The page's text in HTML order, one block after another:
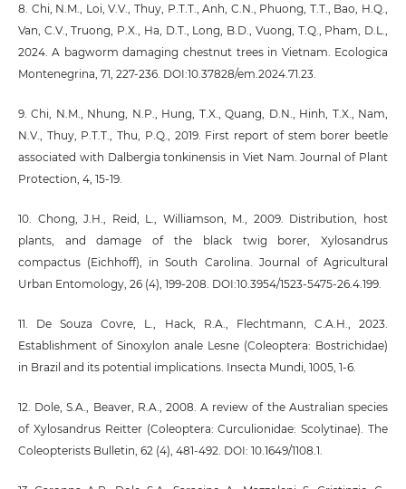
8. Chi, N.M., Loi, V.V., Thuy, P.T.T., Anh, C.N., Phuong, T.T., Bao, H.Q.,
Van, C.V., Truong, P.X., Ha, D.T., Long, B.D., Vuong, T.Q., Pham, D.L.,
2024. A bagworm damaging chestnut trees in Vietnam. Ecologica
Montenegrina, 71, 227-236. DOI:10.37828/em.2024.71.23.
9. Chi, N.M., Nhung, N.P., Hung, T.X., Quang, D.N., Hinh, T.X., Nam,
N.V., Thuy, P.T.T., Thu, P.Q., 2019. First report of stem borer beetle
associated with Dalbergia tonkinensis in Viet Nam. Journal of Plant
Protection, 4, 15-19.
10. Chong, J.H., Reid, L., Williamson, M., 2009. Distribution, host
plants, and damage of the black twig borer, Xylosandrus
compactus (Eichhoff), in South Carolina. Journal of Agricultural
Urban Entomology, 26 (4), 199-208. DOI:10.3954/1523-5475-26.4.199.
11. De Souza Covre, L., Hack, R.A., Flechtmann, C.A.H., 2023.
Establishment of Sinoxylon anale Lesne (Coleoptera: Bostrichidae)
in Brazil and its potential implications. Insecta Mundi, 1005, 1-6.
12. Dole, S.A., Beaver, R.A., 2008. A review of the Australian species
of Xylosandrus Reitter (Coleoptera: Curculionidae: Scolytinae). The
Coleopterists Bulletin, 62 (4), 481-492. DOI: 10.1649/1108.1.